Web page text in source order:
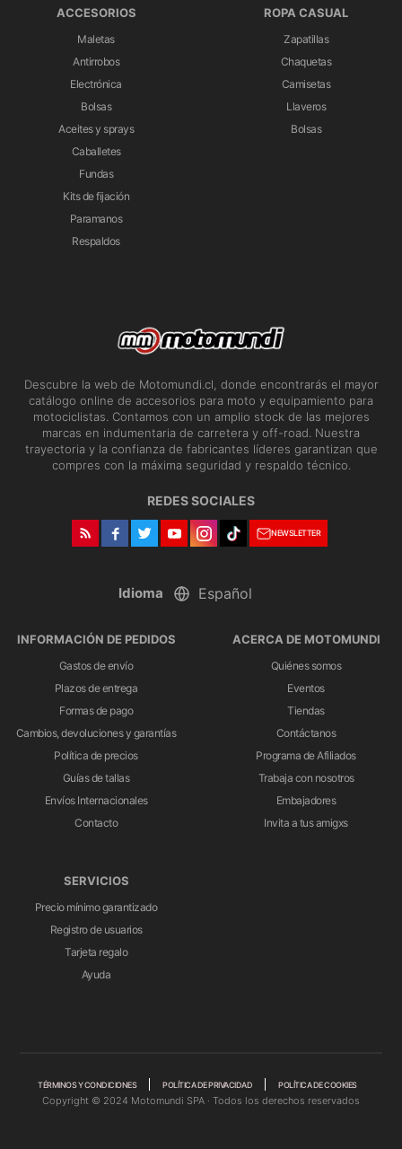
ACCESORIOS
Maletas
Antirrobos
Electrónica
Bolsas
Aceites y sprays
Caballetes
Fundas
Kits de fijación
Paramanos
Respaldos
ROPA CASUAL
Zapatillas
Chaquetas
Camisetas
Llaveros
Bolsas
Descubre la web de Motomundi.cl, donde encontrarás el mayor
catálogo online de accesorios para moto y equipamiento para
motociclistas. Contamos con un amplio stock de las mejores
marcas en indumentaria de carretera y off-road. Nuestra
trayectoria y la confianza de fabricantes líderes garantizan que
compres con la máxima seguridad y respaldo técnico.
REDES SOCIALES
NEWSLETTER
Idioma
INFORMACIÓN DE PEDIDOS
Gastos de envío
Plazos de entrega
Formas de pago
Cambios, devoluciones y garantías
Política de precios
Guías de tallas
Envíos Internacionales
Contacto
ACERCA DE MOTOMUNDI
Quiénes somos
Eventos
Tiendas
Contáctanos
Programa de Afiliados
Trabaja con nosotros
Embajadores
Invita a tus amigxs
SERVICIOS
Precio mínimo garantizado
Registro de usuarios
Tarjeta regalo
Ayuda
TÉRMINOS Y CONDICIONES POLÍTICA DE PRIVACIDAD POLÍTICA DE COOKIES
Copyright © 2024 Motomundi SPA · Todos los derechos reservados